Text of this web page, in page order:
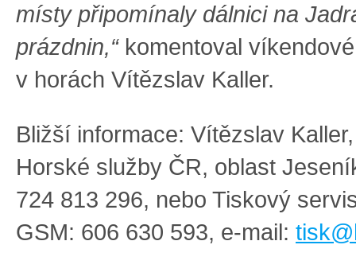
místy připomínaly dálnici na
prázdnin,“komentoval
v horách Vítězslav Kaller.
Bližší informace: Vítězslav
Horské služby ČR, oblast
724 813 296, nebo Tiskový
GSM: 606 630 593, e-mail: